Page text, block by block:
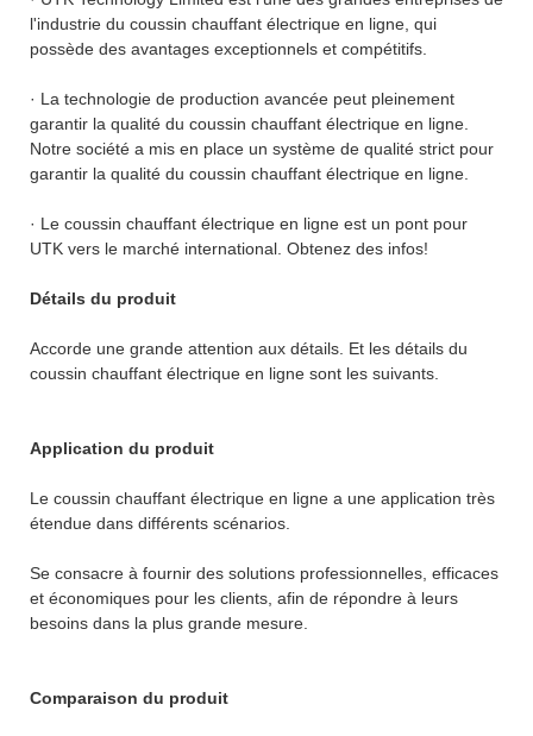
l'industrie du coussin chauffant électrique en ligne, qui
possède des avantages exceptionnels et compétitifs.
· La technologie de production avancée peut pleinement
garantir la qualité du coussin chauffant électrique en ligne.
Notre société a mis en place un système de qualité strict pour
garantir la qualité du coussin chauffant électrique en ligne.
· Le coussin chauffant électrique en ligne est un pont pour
UTK vers le marché international. Obtenez des infos!
Détails du produit
Accorde une grande attention aux détails. Et les détails du
coussin chauffant électrique en ligne sont les suivants.
Application du produit
Le coussin chauffant électrique en ligne a une application très
étendue dans différents scénarios.
Se consacre à fournir des solutions professionnelles, efficaces
et économiques pour les clients, afin de répondre à leurs
besoins dans la plus grande mesure.
Comparaison du produit